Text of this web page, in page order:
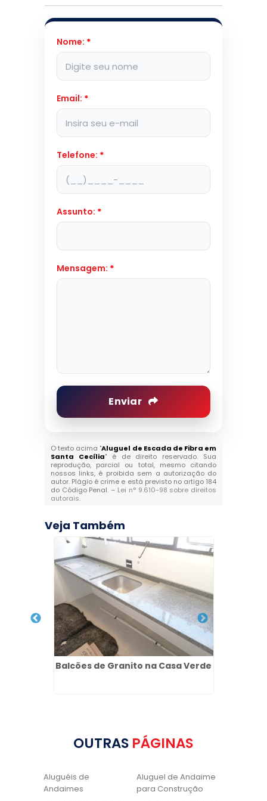
Nome: *
Email: *
Telefone: *
Assunto: *
Mensagem: *
Enviar
O texto acima "Aluguel de Escada de Fibra em
Santa Cecília" é de direito reservado. Sua
reprodução, parcial ou total, mesmo citando
nossos links, é proibida sem a autorização do
autor. Plágio é crime e está previsto no artigo 184
do Código Penal. – Lei n° 9.610-98 sobre direitos
autorais.
Veja Também
Balcões de Granito na Casa Verde
OUTRAS PÁGINAS
Aluguéis de
Andaimes
Aluguel de Andaime
para Construção